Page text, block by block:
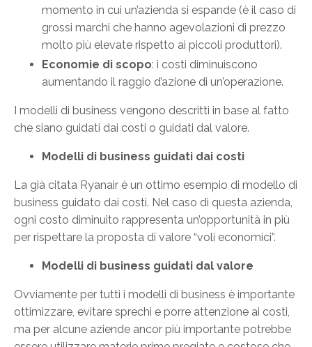
momento in cui un’azienda si espande (è il caso di
grossi marchi che hanno agevolazioni di prezzo
molto più elevate rispetto ai piccoli produttori).
Economie di scopo: i costi diminuiscono
aumentando il raggio d’azione di un’operazione.
I modelli di business vengono descritti in base al fatto
che siano guidati dai costi o guidati dal valore.
Modelli di business guidati dai costi
La già citata Ryanair è un ottimo esempio di modello di
business guidato dai costi. Nel caso di questa azienda,
ogni costo diminuito rappresenta un’opportunità in più
per rispettare la proposta di valore “voli economici”.
Modelli di business guidati dal valore
Ovviamente per tutti i modelli di business è importante
ottimizzare, evitare sprechi e porre attenzione ai costi,
ma per alcune aziende ancor più importante potrebbe